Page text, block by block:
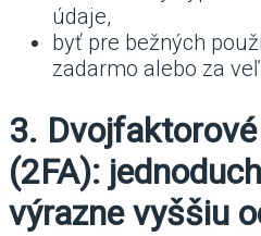
údaje,
byť pre bežných
zadarmo alebo za
3.
(2FA):
výrazne vyššiu